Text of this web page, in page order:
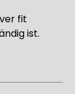
fit
ist.